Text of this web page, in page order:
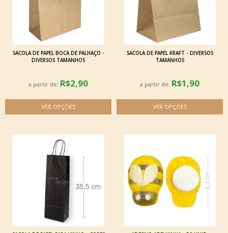
SACOLA DE PAPEL BOCA DE PALHAÇO -
DIVERSOS TAMANHOS
a partir de: R$2,90
SACOLA DE PAPEL KRAFT - DIVERSOS
TAMANHOS
a partir de: R$1,90